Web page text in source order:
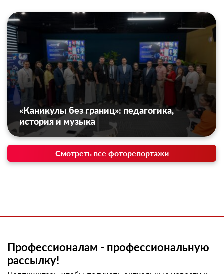
«Каникулы без границ»: педагогика,
история и музыка
Смотреть все фоторепортажи
Профессионалам - профессиональную
рассылку!